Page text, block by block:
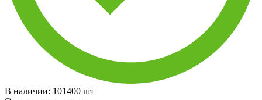
В наличии: 101400 шт